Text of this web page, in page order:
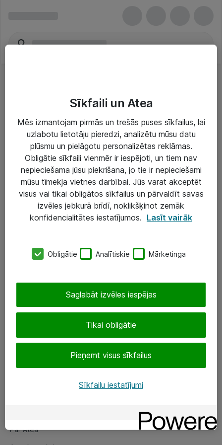
Risinājumi & Pakalpojumi
IT serviss un atbalsts
IT infrastruktūra
Darba vietu IT risinājumi
Serveri un datu centri
SIA „ATEA”
eShop@atea.lv
Sekojiet mums
Par Atea
Par Atea
Sīkfaili un Atea
Mēs izmantojam pirmās un trešās puses sīkfailus, lai
uzlabotu lietotāju pieredzi, analizētu mūsu datu
plūsmu un pielāgotu personalizētas reklāmas.
Obligātie sīkfaili vienmēr ir iespējoti, un tiem nav
nepieciešama jūsu piekrišana, jo tie ir nepieciešami
mūsu tīmekļa vietnes darbībai. Jūs varat akceptēt
visus vai tikai obligātos sīkfailus un pārvaldīt savas
izvēles jebkurā brīdī, noklikšķinot zemāk
konfidencialitātes iestatījumos. Lasīt vairāk
Obligātie Analītiskie Mārketinga
Tikai obligātie
Pieņemt visus sīkfailus
Saglabāt izvēles iespējas
Sīkfailu iestatījumi